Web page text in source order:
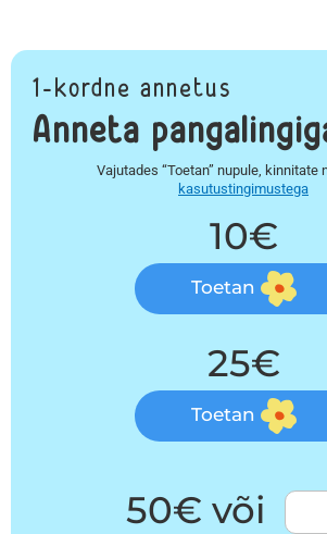
1-kordne annetus
Anneta
Vajutades “Toetan” nupule, kinnitate
kasutustingimustega
10€
Toetan
25€
Toetan
50€ või